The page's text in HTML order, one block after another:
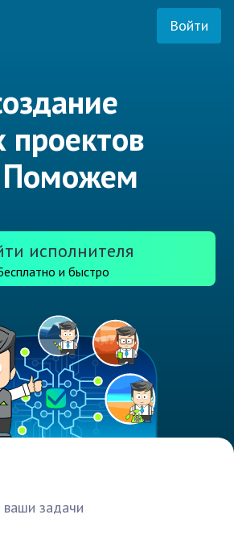
Войти
проектов
исполнителя
и быстро
задачи